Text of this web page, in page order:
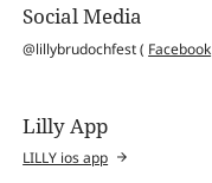
Social Media
@lillybrudochfest ( Facebook
Lilly App
LILLY ios app